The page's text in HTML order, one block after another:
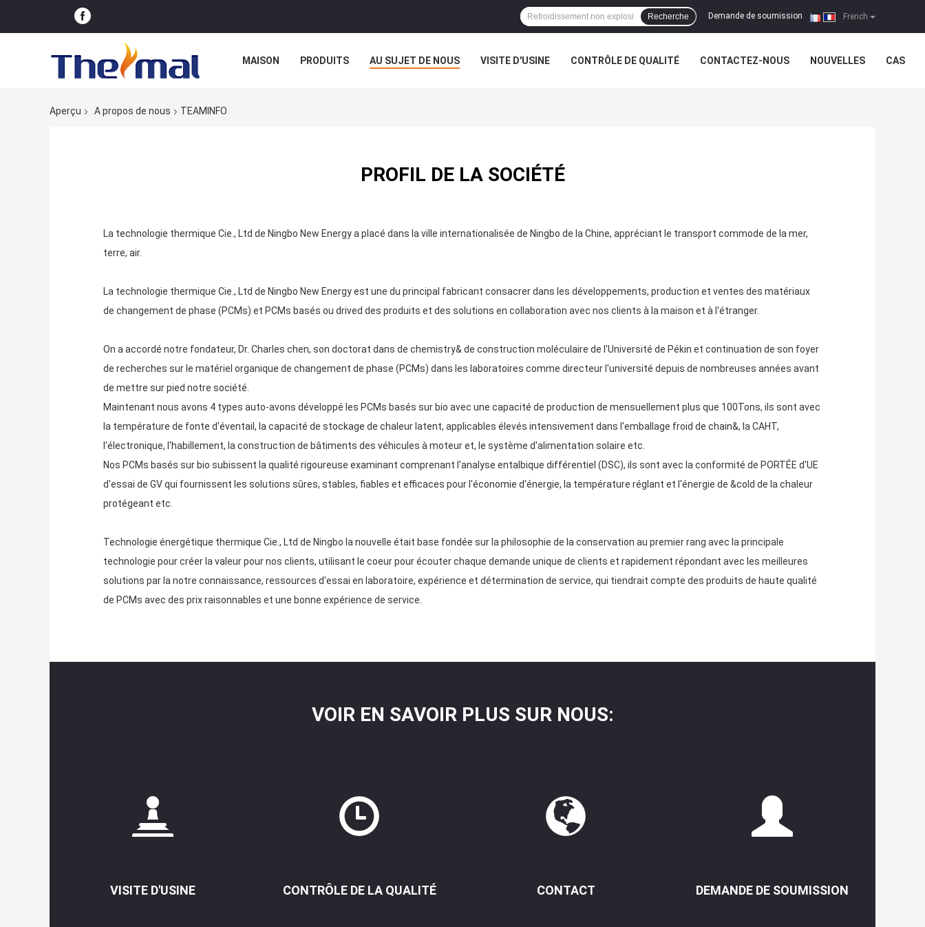
French
Demande de soumission |
Recherche
MAISON PRODUITS AU SUJET DE NOUS VISITE D'USINE CONTRÔLE DE QUALITÉ CONTACTEZ-NOUS NOUVELLES CAS
Aperçu A propos de nous TEAMINFO
PROFIL DE LA SOCIÉTÉ
La technologie thermique Cie., Ltd de Ningbo New Energy a placé dans la ville internationalisée de Ningbo de la Chine, appréciant le transport commode de la mer,
terre, air.
La technologie thermique Cie., Ltd de Ningbo New Energy est une du principal fabricant consacrer dans les développements, production et ventes des matériaux
de changement de phase (PCMs) et PCMs basés ou drived des produits et des solutions en collaboration avec nos clients à la maison et à l'étranger.
On a accordé notre fondateur, Dr. Charles chen, son doctorat dans de chemistry& de construction moléculaire de l'Université de Pékin et continuation de son foyer
de recherches sur le matériel organique de changement de phase (PCMs) dans les laboratoires comme directeur l'université depuis de nombreuses années avant
de mettre sur pied notre société.
Maintenant nous avons 4 types auto-avons développé les PCMs basés sur bio avec une capacité de production de mensuellement plus que 100Tons, ils sont avec
la température de fonte d'éventail, la capacité de stockage de chaleur latent, applicables élevés intensivement dans l'emballage froid de chain&, la CAHT,
l'électronique, l'habillement, la construction de bâtiments des véhicules à moteur et, le système d'alimentation solaire etc.
Nos PCMs basés sur bio subissent la qualité rigoureuse examinant comprenant l'analyse entalbique différentiel (DSC), ils sont avec la conformité de PORTÉE d'UE
d'essai de GV qui fournissent les solutions sûres, stables, fiables et efficaces pour l'économie d'énergie, la température réglant et l'énergie de &cold de la chaleur
protégeant etc.
Technologie énergétique thermique Cie., Ltd de Ningbo la nouvelle était base fondée sur la philosophie de la conservation au premier rang avec la principale
technologie pour créer la valeur pour nos clients, utilisant le coeur pour écouter chaque demande unique de clients et rapidement répondant avec les meilleures
solutions par la notre connaissance, ressources d'essai en laboratoire, expérience et détermination de service, qui tiendrait compte des produits de haute qualité
de PCMs avec des prix raisonnables et une bonne expérience de service.
VOIR EN SAVOIR PLUS SUR NOUS:
VISITE D'USINE CONTRÔLE DE LA QUALITÉ CONTACT DEMANDE DE SOUMISSION